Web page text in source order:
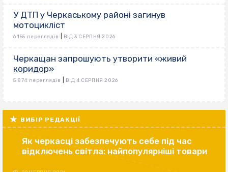
У ДТП у Черкаському районі загинув
мотоцикліст
6 155 переглядів ВІД 3 СЕРПНЯ 2026
Черкащан запрошують утворити «живий
коридор»
5 874 переглядів ВІД 4 СЕРПНЯ 2026
ВИБІР РЕДАКЦІЇ
Як черкасці забезпечують себе під час
відключень світла: найпопулярніші товари